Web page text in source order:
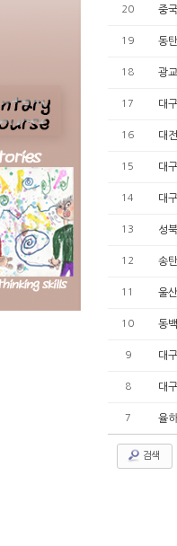
20 중
19 동
18 광
17 대
16 대
15 대
14 대
13 성
12 송
11 울
10 동
9 대
8 대
7 율
검색